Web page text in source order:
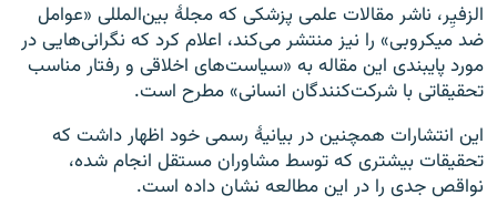
الزفیِر، ناشر مقالات علمی پزشکی که مجلهٔ بین‌المللی «عوامل
ضد میکروبی» را نیز منتشر می‌کند، اعلام کرد که نگرانی‌هایی در
مورد پایبندی این مقاله به «سیاست‌های اخلاقی و رفتار مناسب
تحقیقاتی با شرکت‌کنندگان انسانی» مطرح است.
این انتشارات همچنین در بیانیهٔ رسمی خود اظهار داشت که
تحقیقات بیشتری که توسط مشاوران مستقل انجام شده،
نواقص جدی را در این مطالعه نشان داده است.